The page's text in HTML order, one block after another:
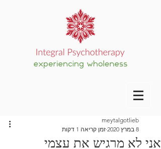
אני לא מרגיש את עצמי
meytalgotlieb
8 במרץ 2020
זמן קריאה 1 דקות